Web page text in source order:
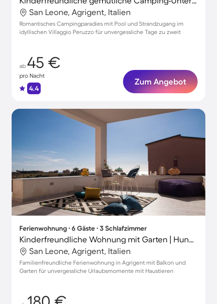
San Leone, Agrigent, Italien
Romantisches Campingparadies mit Pool und Strandzugang im
idyllischen Villaggio Peruzzo für unvergessliche Tage zu zweit
ab 45 €
pro Nacht
4.4
Zum Angebot
Ferienwohnung ∙ 6 Gäste ∙ 3 Schlafzimmer
Kinderfreundliche Wohnung mit Garten | Hunde erlaubt
San Leone, Agrigent, Italien
Familienfreundliche Ferienwohnung in Agrigent mit Balkon und
Garten für unvergessliche Urlaubsmomente mit Haustieren